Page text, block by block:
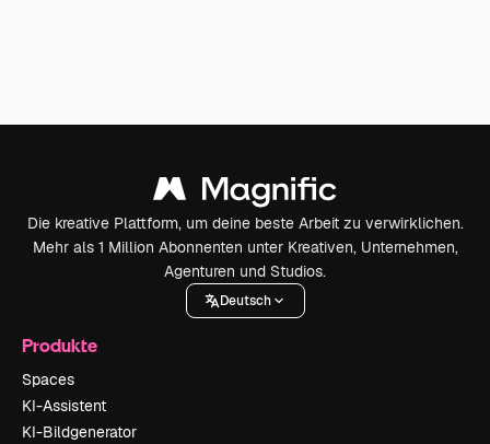
Die kreative Plattform, um deine beste Arbeit zu verwirklichen.
Mehr als 1 Million Abonnenten unter Kreativen, Unternehmen,
Agenturen und Studios.
Deutsch
Produkte
Spaces
KI-Assistent
KI-Bildgenerator